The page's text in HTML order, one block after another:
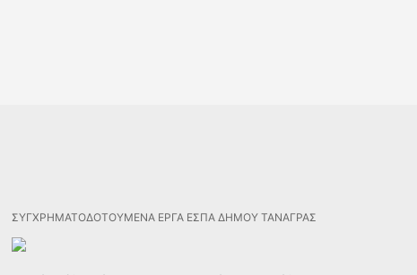
ΣΥΓΧΡΗΜΑΤΟΔΟΤΟΥΜΕΝΑ ΕΡΓΑ ΕΣΠΑ ΔΗΜΟΥ ΤΑΝΑΓΡΑΣ